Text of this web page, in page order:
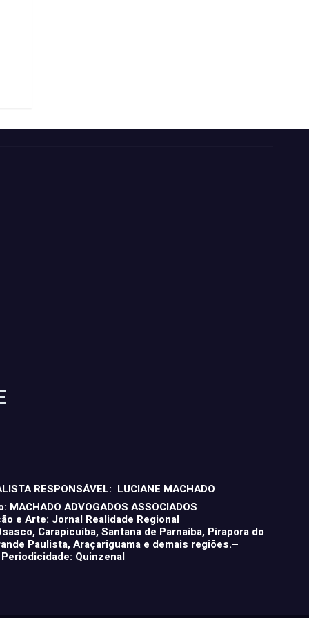
RESPONSÁVEL: LUCIANE MACHADO
ADVOGADOS ASSOCIADOS
e Arte: Jornal Realidade Regional
Carapicuíba, Santana de Parnaíba, Pirapora do
Paulista, Araçariguama e demais regiões.–
Periodicidade: Quinzenal